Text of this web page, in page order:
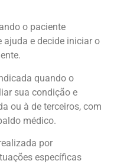
o paciente
ajuda e decide iniciar o
quando o
sua condição e
ou à de terceiros, com
médico.
por
específicas